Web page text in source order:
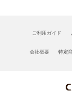
ご利用ガイド
会社概要 特定